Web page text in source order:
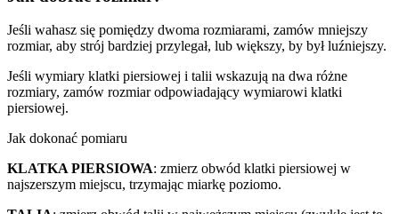
Jeśli wahasz się pomiędzy dwoma rozmiarami, zamów mniejszy
rozmiar, aby strój bardziej przylegał, lub większy, by był luźniejszy.
Jeśli wymiary klatki piersiowej i talii wskazują na dwa różne
rozmiary, zamów rozmiar odpowiadający wymiarowi klatki
piersiowej.
Jak dokonać pomiaru
KLATKA PIERSIOWA: zmierz obwód klatki piersiowej w
najszerszym miejscu, trzymając miarkę poziomo.